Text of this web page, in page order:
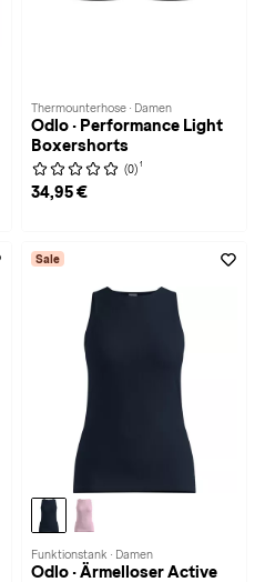
Thermounterhose · Damen
Odlo · Performance Light
Boxershorts
(0) 1
34,95 €
Sale
Funktionstank · Damen
Odlo · Ärmelloser Active